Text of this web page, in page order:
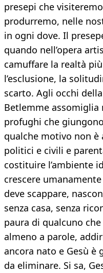
presepi che
produrremo, nelle
in ogni dove. Il
quando nell’opera
camuffare la realtà
l’esclusione, la
scarto. Agli occhi
Betlemme
profughi che
qualche motivo non
politici e civili e
costituire l’ambiente
crescere
deve scappare,
senza casa, senza
paura di qualcuno
almeno a parole,
ancora nato e Gesù è
da eliminare. Si sa,